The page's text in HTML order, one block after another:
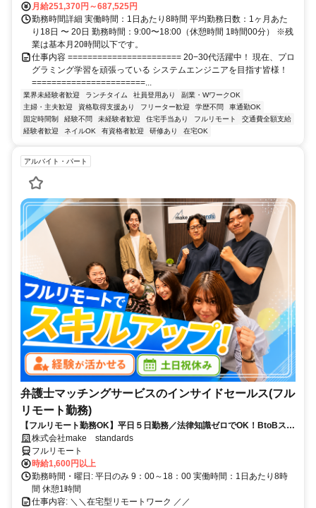
月給251,370円～687,525円
勤務時間詳細 実働時間：1日あたり8時間 平均勤務日数：1ヶ月あた
り18日 〜 20日 勤務時間：9:00〜18:00（休憩時間 1時間00分） ※残
業は基本月20時間以下です。
仕事内容 ======================= 20−30代活躍中！ 現在、プロ
グラミング学習を頑張っている システムエンジニアを目指す皆様！
=======================...
業界未経験者歓迎 ランチタイム 社員登用あり
副業・WワークOK
主婦・主夫歓迎
資格取得支援あり フリーター歓迎 学歴不問
車通勤OK
固定時間制
経験不問 未経験者歓迎 住宅手当あり フルリモート
交通費全額支給
経験者歓迎
ネイルOK 有資格者歓迎 研修あり 在宅OK
アルバイト・パート
弁護士マッチングサービスのインサイドセールス(フル
リモート勤務)
【フルリモート勤務OK】平日５日勤務／法律知識ゼロでOK！BtoBスキ
ルが身につく営業職
株式会社make standards
フルリモート
時給1,600円以上
勤務時間・曜日: 平日のみ 9：00～18：00 実働時間：1日あたり8時
間 休憩1時間
仕事内容: ＼＼在宅型リモートワーク ／／